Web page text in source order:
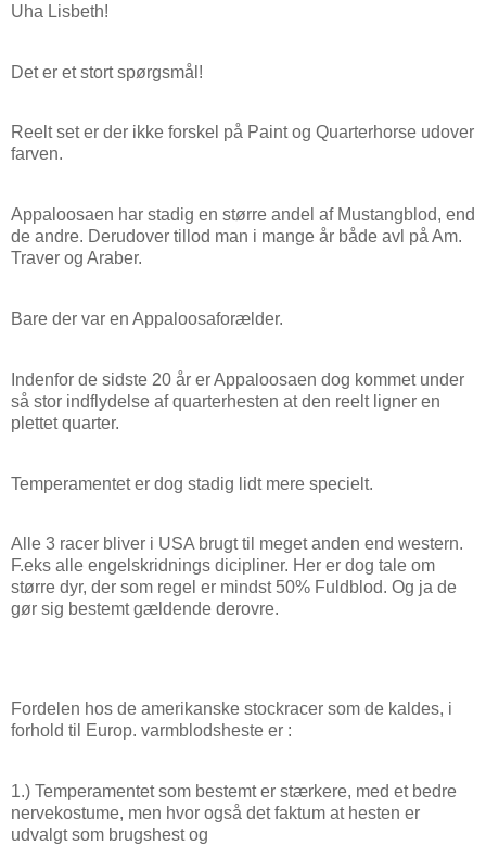
Uha Lisbeth!
Det er et stort spørgsmål!
Reelt set er der ikke forskel på Paint og Quarterhorse udover
farven.
Appaloosaen har stadig en større andel af Mustangblod, end
de andre. Derudover tillod man i mange år både avl på Am.
Traver og Araber.
Bare der var en Appaloosaforælder.
Indenfor de sidste 20 år er Appaloosaen dog kommet under
så stor indflydelse af quarterhesten at den reelt ligner en
plettet quarter.
Temperamentet er dog stadig lidt mere specielt.
Alle 3 racer bliver i USA brugt til meget anden end western.
F.eks alle engelskridnings dicipliner. Her er dog tale om
større dyr, der som regel er mindst 50% Fuldblod. Og ja de
gør sig bestemt gældende derovre.
Fordelen hos de amerikanske stockracer som de kaldes, i
forhold til Europ. varmblodsheste er :
1.) Temperamentet som bestemt er stærkere, med et bedre
nervekostume, men hvor også det faktum at hesten er
udvalgt som brugshest og